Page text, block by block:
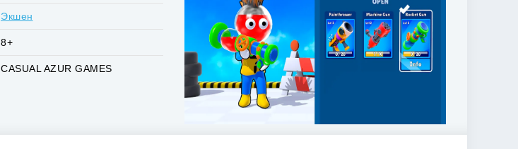
Экшен
8+
CASUAL AZUR GAMES